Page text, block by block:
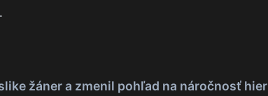
žáner a zmenil pohľad na náročnosť hier